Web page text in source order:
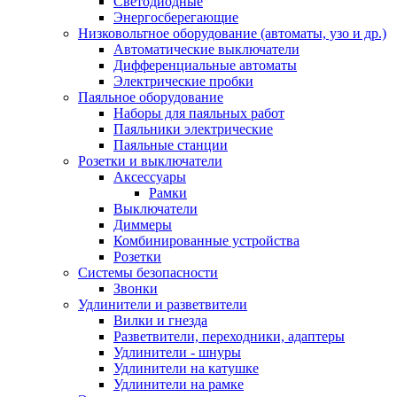
Энергосберегающие
Низковольтное оборудование (автоматы, узо и др.)
Автоматические выключатели
Дифференциальные автоматы
Электрические пробки
Паяльное оборудование
Наборы для паяльных работ
Паяльники электрические
Паяльные станции
Розетки и выключатели
Аксессуары
Рамки
Выключатели
Диммеры
Комбинированные устройства
Розетки
Системы безопасности
Звонки
Удлинители и разветвители
Вилки и гнезда
Разветвители, переходники, адаптеры
Удлинители - шнуры
Удлинители на катушке
Удлинители на рамке